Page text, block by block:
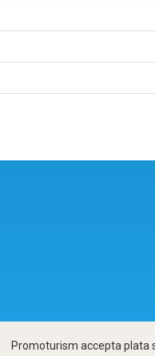
Promoturism accepta plata